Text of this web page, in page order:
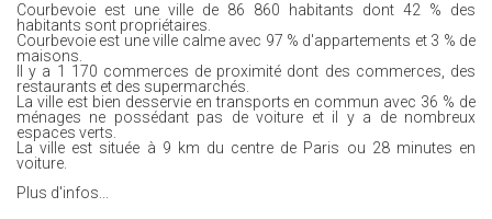
Courbevoie est une ville de 86 860 habitants dont 42 % des
habitants sont propriétaires.
Courbevoie est une ville calme avec 97 % d'appartements et 3 % de
maisons.
Il y a 1 170 commerces de proximité dont des commerces, des
restaurants et des supermarchés.
La ville est bien desservie en transports en commun avec 36 % de
ménages ne possédant pas de voiture et il y a de nombreux
espaces verts.
La ville est située à 9 km du centre de Paris ou 28 minutes en
voiture.
Plus d'infos...